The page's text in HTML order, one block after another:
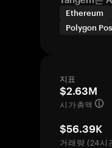
Ethereum
Polygon Pos
지표
$2.63M
시가총액
$56.39K
거래량 (24시